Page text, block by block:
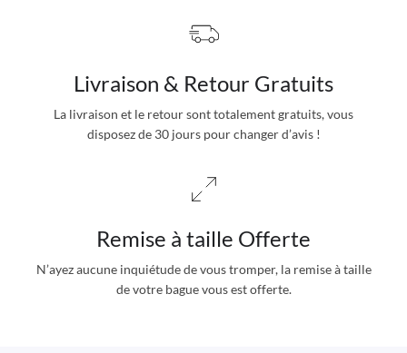
Livraison & Retour Gratuits
La livraison et le retour sont totalement gratuits, vous
disposez de 30 jours pour changer d’avis !
Remise à taille Offerte
N’ayez aucune inquiétude de vous tromper, la remise à taille
de votre bague vous est offerte.